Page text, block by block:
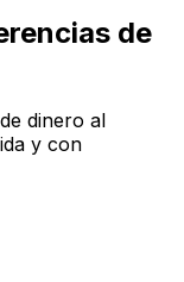
de
dinero al
y con